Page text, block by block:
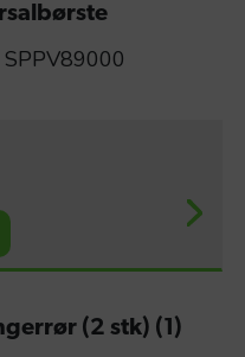
SPPV89000
(2 stk) (1)